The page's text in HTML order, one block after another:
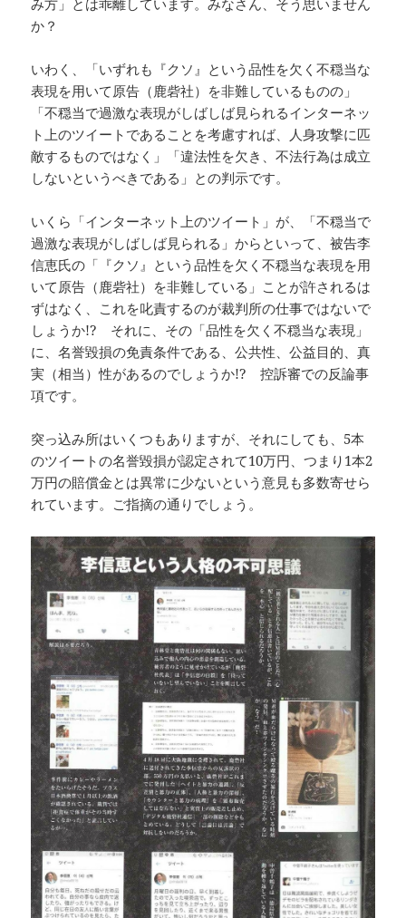
み方」とは乖離しています。みなさん、そう思いません
か？
いわく、「いずれも『クソ』という品性を欠く不穏当な
表現を用いて原告（鹿砦社）を非難しているものの」
「不穏当で過激な表現がしばしば見られるインターネッ
ト上のツイートであることを考慮すれば、人身攻撃に匹
敵するものではなく」「違法性を欠き、不法行為は成立
しないというべきである」との判示です。
いくら「インターネット上のツイート」が、「不穏当で
過激な表現がしばしば見られる」からといって、被告李
信恵氏の「『クソ』という品性を欠く不穏当な表現を用
いて原告（鹿砦社）を非難している」ことが許されるは
ずはなく、これを叱責するのが裁判所の仕事ではないで
しょうか!? それに、その「品性を欠く不穏当な表現」
に、名誉毀損の免責条件である、公共性、公益目的、真
実（相当）性があるのでしょうか!? 控訴審での反論事
項です。
突っ込み所はいくつもありますが、それにしても、5本
のツイートの名誉毀損が認定されて10万円、つまり1本2
万円の賠償金とは異常に少ないという意見も多数寄せら
れています。ご指摘の通りでしょう。